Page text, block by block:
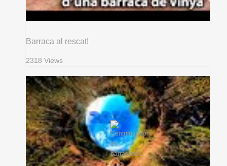
Barraca al rescat!
2318 Views